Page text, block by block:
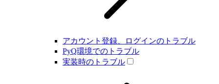
アカウント登録、ログインのトラブル
PyQ環境でのトラブル
実装時のトラブル